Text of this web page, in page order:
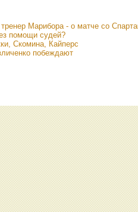
Марибора - о матче со
помощи судей?
Скомина, Кайперс
побеждают